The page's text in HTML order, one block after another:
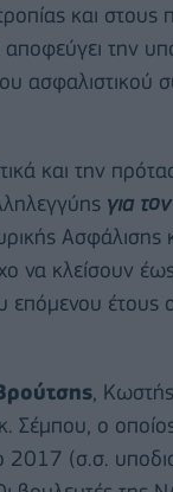
και στους
αποφεύγει την
ασφαλιστικού
και την
για
να κλείσουν
επόμενου έτους
,
Σέμπου, ο
(σ.σ.